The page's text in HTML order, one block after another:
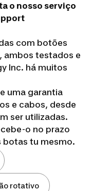
o nosso serviço
com botões
ambos testados e
Inc. há muitos
uma garantia
e cabos, desde
ser utilizadas.
o no prazo
botas tu mesmo.
rotativo